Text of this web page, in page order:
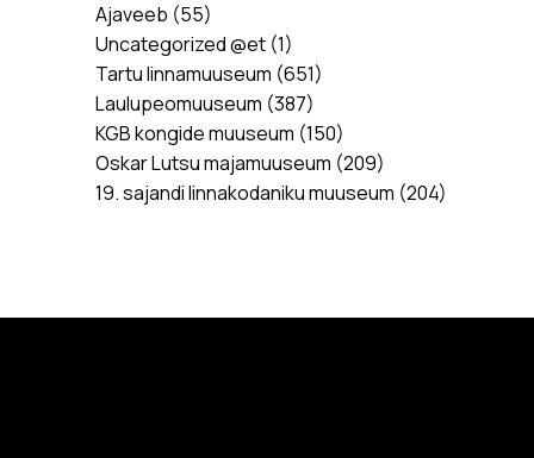
Ajaveeb (55)
Uncategorized @et (1)
Tartu linnamuuseum (651)
Laulupeomuuseum (387)
KGB kongide muuseum (150)
Oskar Lutsu majamuuseum (209)
19. sajandi linnakodaniku muuseum (204)